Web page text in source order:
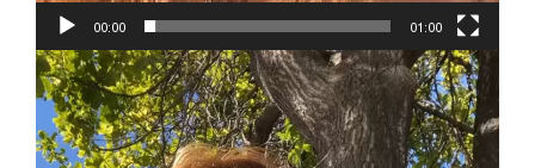
00:00 01:00
Reproductor
de
vídeo